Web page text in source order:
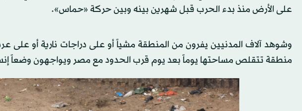
على الأرض منذ بدء الحرب قبل شهرين بينه وبين حركة «حماس».
وشوهد آلاف المدنيين يفرون من المنطقة مشياً أو على دراجات نارية أو على
منطقة تتقلص مساحتها يوماً بعد يوم قرب الحدود مع مصر ويواجهون وضعاً